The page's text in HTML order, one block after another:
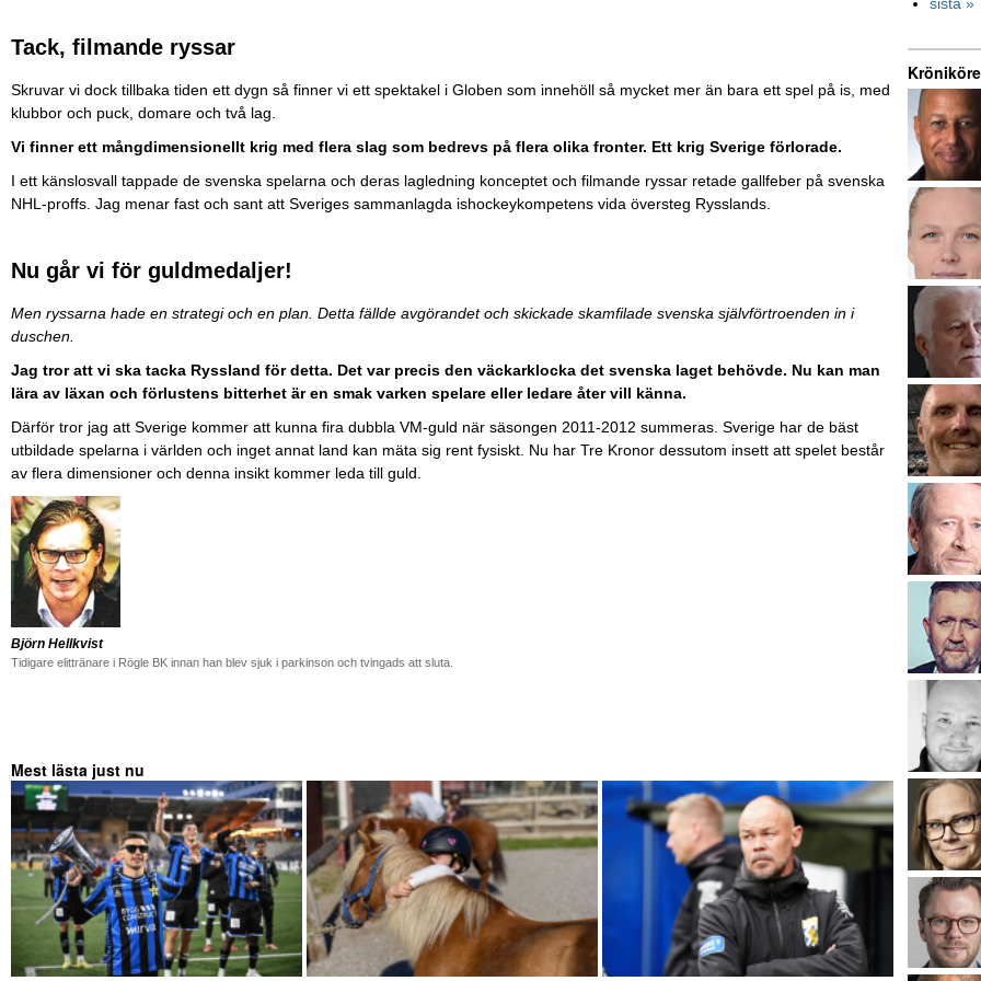
Tack, filmande ryssar
Skruvar vi dock tillbaka tiden ett dygn så finner vi ett spektakel i Globen som innehöll så mycket mer än bara ett spel på is, med
klubbor och puck, domare och två lag.
Vi finner ett mångdimensionellt krig med flera slag som bedrevs på flera olika fronter. Ett krig Sverige förlorade.
I ett känslosvall tappade de svenska spelarna och deras lagledning konceptet och filmande ryssar retade gallfeber på svenska
NHL-proffs. Jag menar fast och sant att Sveriges sammanlagda ishockeykompetens vida översteg Rysslands.
Nu går vi för guldmedaljer!
Men ryssarna hade en strategi och en plan. Detta fällde avgörandet och skickade skamfilade svenska självförtroenden in i
duschen.
Jag tror att vi ska tacka Ryssland för detta. Det var precis den väckarklocka det svenska laget behövde. Nu kan man
lära av läxan och förlustens bitterhet är en smak varken spelare eller ledare åter vill känna.
Därför tror jag att Sverige kommer att kunna fira dubbla VM-guld när säsongen 2011-2012 summeras. Sverige har de bäst
utbildade spelarna i världen och inget annat land kan mäta sig rent fysiskt. Nu har Tre Kronor dessutom insett att spelet består
av flera dimensioner och denna insikt kommer leda till guld.
Björn Hellkvist
Tidigare elittränare i Rögle BK innan han blev sjuk i parkinson och tvingads att sluta.
Mest lästa just nu
sista »